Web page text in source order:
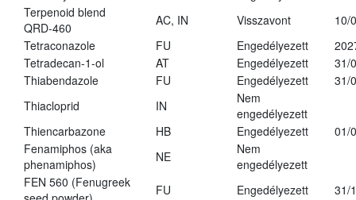
Terpenoid blend
QRD-460
AC, IN Visszavont
10/
Tetraconazole
FU Engedélyezett
Tetradecan-1-ol
AT Engedélyezett
31/
Thiabendazole
FU Engedélyezett
31/
Thiacloprid
IN
Nem
engedélyezett
Thiencarbazone
HB Engedélyezett
01/
Fenamiphos (aka
phenamiphos)
NE
Nem
engedélyezett
FEN 560 (Fenugreek
FU Engedélyezett 31/